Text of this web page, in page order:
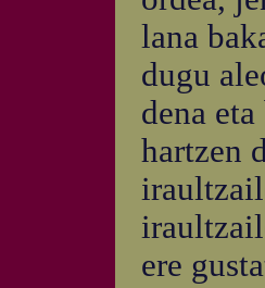
lana
dugu
dena
hartzen
ere